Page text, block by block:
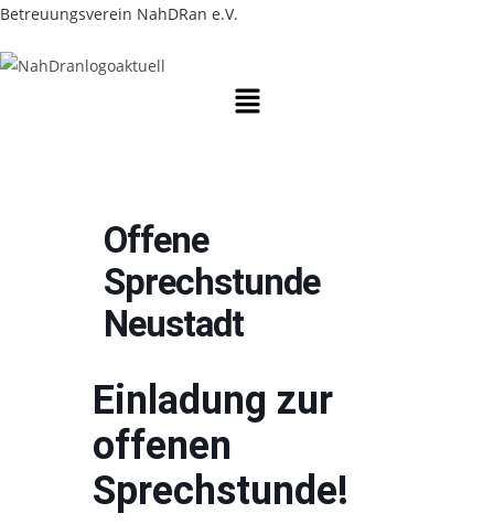
Zum
springen
Betreuungsverein NahDRan e.V.
Menü
Offene
Sprechstunde
Neustadt
Einladung zur
offenen
Sprechstunde!